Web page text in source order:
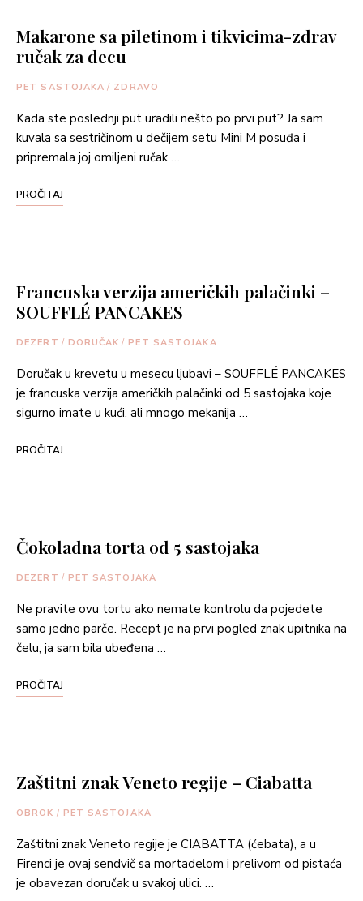
Makarone sa piletinom i tikvicima-zdrav
ručak za decu
PET SASTOJAKA / ZDRAVO
Kada ste poslednji put uradili nešto po prvi put? Ja sam
kuvala sa sestričinom u dečijem setu Mini M posuđa i
pripremala joj omiljeni ručak …
PROČITAJ
Francuska verzija američkih palačinki –
SOUFFLÉ PANCAKES
DEZERT / DORUČAK / PET SASTOJAKA
Doručak u krevetu u mesecu ljubavi – SOUFFLÉ PANCAKES
je francuska verzija američkih palačinki od 5 sastojaka koje
sigurno imate u kući, ali mnogo mekanija …
PROČITAJ
Čokoladna torta od 5 sastojaka
DEZERT / PET SASTOJAKA
Ne pravite ovu tortu ako nemate kontrolu da pojedete
samo jedno parče. Recept je na prvi pogled znak upitnika na
čelu, ja sam bila ubeđena …
PROČITAJ
Zaštitni znak Veneto regije – Ciabatta
OBROK / PET SASTOJAKA
Zaštitni znak Veneto regije je CIABATTA (ćebata), a u
Firenci je ovaj sendvič sa mortadelom i prelivom od pistaća
je obavezan doručak u svakoj ulici. …